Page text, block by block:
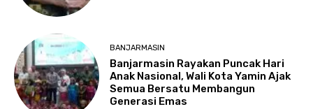
BANJARMASIN
Banjarmasin Rayakan Puncak Hari
Anak Nasional, Wali Kota Yamin Ajak
Semua Bersatu Membangun
Generasi Emas